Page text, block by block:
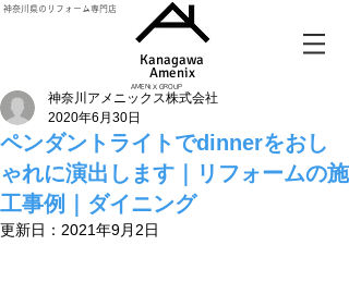
神奈川県のリフォーム専門店
Kanagawa
Amenix​
AMENIX GROUP
ペンダントライトでdinnerをおし
ゃれに演出します｜リフォームの施
工事例｜ダイニング
神奈川アメニックス株式会社
2020年6月30日
更新日： 2021年9月2日